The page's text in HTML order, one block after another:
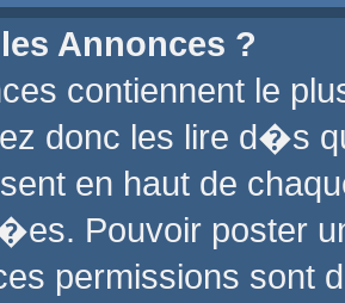
Annonces ?
contiennent le
donc les lire d�s
en haut de
Pouvoir poster
permissions sont